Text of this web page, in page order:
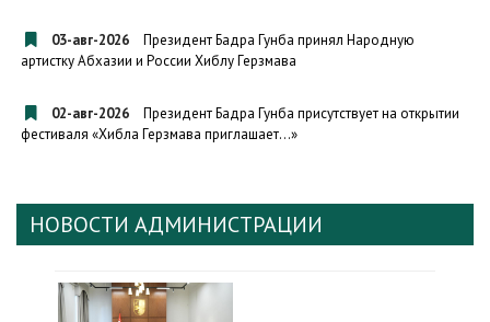
03-авг-2026
Президент Бадра Гунба принял Народную
артистку Абхазии и России Хиблу Герзмава
02-авг-2026
Президент Бадра Гунба присутствует на открытии
фестиваля «Хибла Герзмава приглашает…»
НОВОСТИ АДМИНИСТРАЦИИ